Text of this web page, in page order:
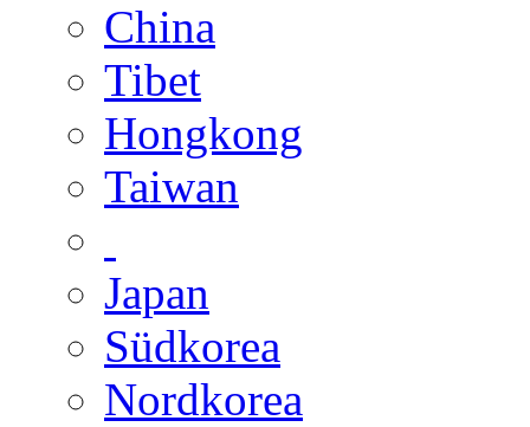
China
Tibet
Hongkong
Taiwan
Japan
Südkorea
Nordkorea